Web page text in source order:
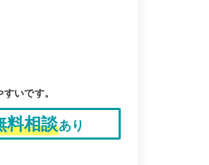
いです。
料相談あり